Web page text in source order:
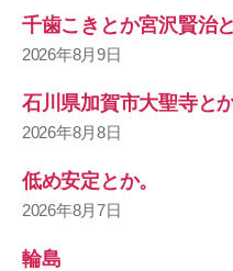
千歯こきとか宮沢賢治と
2026年8月9日
石川県加賀市大聖寺とか
2026年8月8日
低め安定とか。
2026年8月7日
輪島